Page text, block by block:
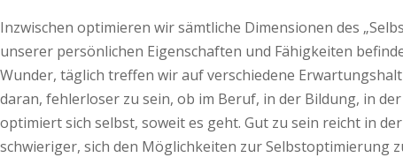
Inzwischen optimieren wir sämtliche Dimensionen des
unserer persönlichen Eigenschaften und Fähigkeiten
Wunder, täglich treffen wir auf verschiedene
daran, fehlerloser zu sein, ob im Beruf, in der Bildung, in
optimiert sich selbst, soweit es geht. Gut zu sein reicht in
schwieriger, sich den Möglichkeiten zur Selbstoptimierung